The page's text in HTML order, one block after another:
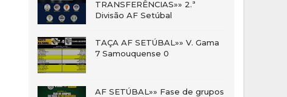
TRANSFERÊNCIAS»» 2.ª
Divisão AF Setúbal
TAÇA AF SETÚBAL»» V. Gama
7 Samouquense 0
AF SETÚBAL»» Fase de grupos